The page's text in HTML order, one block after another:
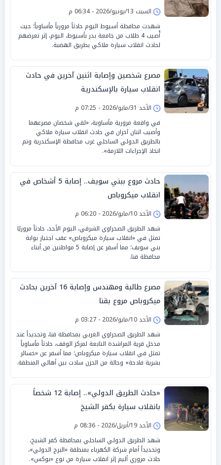
السبت 13/يونيو/2026 - 06:34 م
شهدت محافظة أسيوط اليوم حادثاً مرورياً مأساوياً؛ حيث
أُصيب 4 طلاب من جامعة بدر بأسيوط، اليوم، إثر تعرضهم
لحادث انقلاب سيارة ملاكي بطريق الهضبة.
مصرع شخصين وإصابة اثنين آخرين في حادث
انقلاب سيارة بالإسكندرية
الأحد 31/مايو/2026 - 07:25 م
في واقعة مرورية مأساوية، «لقي شخصان مصرعهما
وأصيب اثنان آخران في حادث انقلاب سيارة ملاكي
بالطريق الدولي الساحلي غرب محافظة الإسكندرية وتم
اتخاذ الإجراءات اللازمة».
حادث مروع ببني سويف.. إصابة 5 أشخاص في
انقلاب ميكروباص
الأحد 10/مايو/2026 - 06:20 م
شهد الطريق الصحراوي الشرقي، اليوم الأحد، حادثاً مروريًا
تمثل في «انقلاب سيارة ميكروباص» عقب اجتياز بوابة
بني سويف؛ مما أسفر عن إصابة 5 مواطنين من أبناء
محافظة قنا.
مصرع طالبة ومهندس وإصابة 16 آخرين بحادث
ميكروباص مروع بقنا
الأحد 10/مايو/2026 - 03:27 م
شهد الطريق الصحراوي الغربي بمحافظة قنا، وتحديداً عند
مدخل قرية المراشدة التابعة لمركز الوقف، حادثاً مأساوياً
تمثل في انقلاب سيارة ميكروباص؛ مما أسفر عن «خسائر
بشرية فادحة» وحالة من الحزن سادت بين أهالي المنطقة.
«حادث الطريق الدولي».. إصابة 12 شخصاً
بانقلاب سيارة بكفر الشيخ
الأحد 19/أبريل/2026 - 08:36 م
شهد الطريق الدولي الساحلي بمحافظة كفر الشيخ،
وتحديداً أمام شركة الكهرباء بمنطقة «البرج الدولي»،
حادث مروري أليم إثر انقلاب سيارة من نوع «بوكس».